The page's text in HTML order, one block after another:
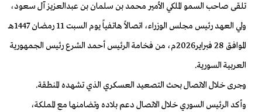
تلقى صاحب السمو الملكي الأمير محمد بن سلمان بن عبدالعزيز آل سعود،
ولي العهد رئيس مجلس الوزراء، اتصالاً هاتفياً يوم السبت 11 رمضان 1447هـ
الموافق 28 فبراير2026م، من فخامة الرئيس أحمد الشرع رئيس الجمهورية
العربية السورية.
وجرى خلال الاتصال بحث التصعيد العسكري الذي تشهده المنطقة.
وأكد الرئيس السوري خلال الاتصال دعم بلاده وتضامنها مع المملكة،